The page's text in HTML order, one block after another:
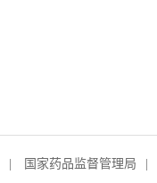
国家药品监督管理局